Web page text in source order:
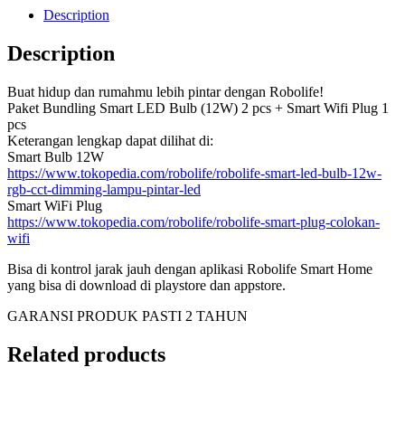
Description
Description
Buat hidup dan rumahmu lebih pintar dengan Robolife!
Paket Bundling Smart LED Bulb (12W) 2 pcs + Smart Wifi Plug 1
pcs
Keterangan lengkap dapat dilihat di:
Smart Bulb 12W
https://www.tokopedia.com/robolife/robolife-smart-led-bulb-12w-
rgb-cct-dimming-lampu-pintar-led
Smart WiFi Plug
https://www.tokopedia.com/robolife/robolife-smart-plug-colokan-
wifi
Bisa di kontrol jarak jauh dengan aplikasi Robolife Smart Home
yang bisa di download di playstore dan appstore.
GARANSI PRODUK PASTI 2 TAHUN
Related products